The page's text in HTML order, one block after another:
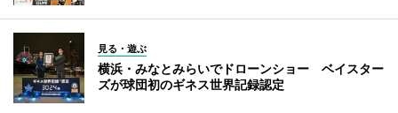
見る・遊ぶ
横浜・みなとみらいでドローンショー ベイスター
ズが球団初のギネス世界記録認定